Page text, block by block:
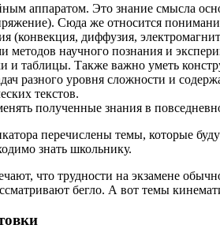
аппаратом. Это знание смысла
Сюда же относится
(конвекция, диффузия,
методов научного познания и
и таблицы. Также важно уметь
разного уровня сложности и
текстов.
полученные знания в
перечислены темы, которые
знать школьнику.
что трудности на экзамене
бегло. А вот темы